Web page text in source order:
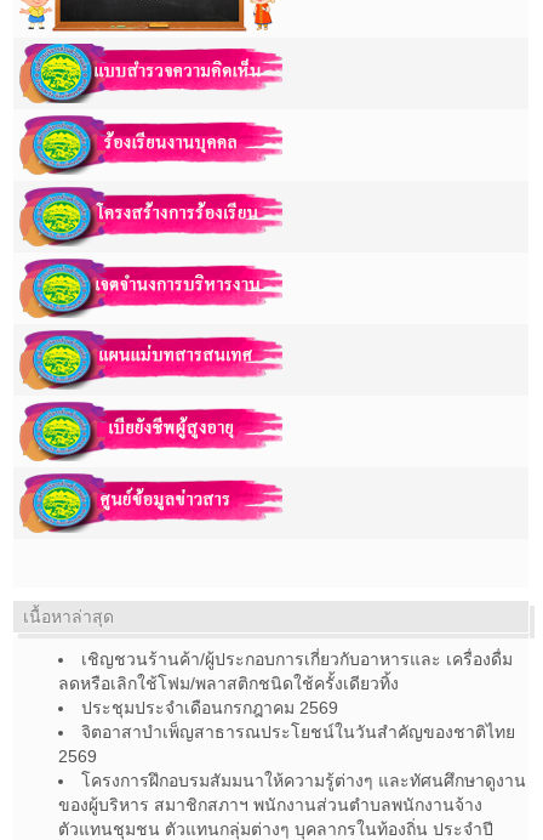
เนื้อหาล่าสุด
เชิญชวนร้านค้า/ผู้ประกอบการเกี่ยวกับอาหารและ เครื่องดื่ม
ลดหรือเลิกใช้โฟม/พลาสติกชนิดใช้ครั้งเดียวทิ้ง
ประชุมประจำเดือนกรกฎาคม 2569
จิตอาสาบำเพ็ญสาธารณประโยชน์ในวันสำคัญของชาติไทย
2569
โครงการฝึกอบรมสัมมนาให้ความรู้ต่างๆ และทัศนศึกษาดูงาน
ของผู้บริหาร สมาชิกสภาฯ พนักงานส่วนตำบลพนักงานจ้าง
ตัวแทนชุมชน ตัวแทนกลุ่มต่างๆ บุคลากรในท้องถิ่น ประจำปี